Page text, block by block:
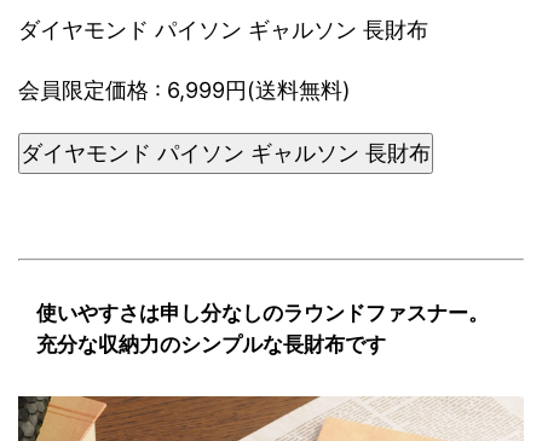
ダイヤモンド パイソン ギャルソン 長財布
会員限定価格 : 6,999円(送料無料)
ダイヤモンド パイソン ギャルソン 長財布
使いやすさは申し分なしのラウンドファスナー。
充分な収納力のシンプルな長財布です